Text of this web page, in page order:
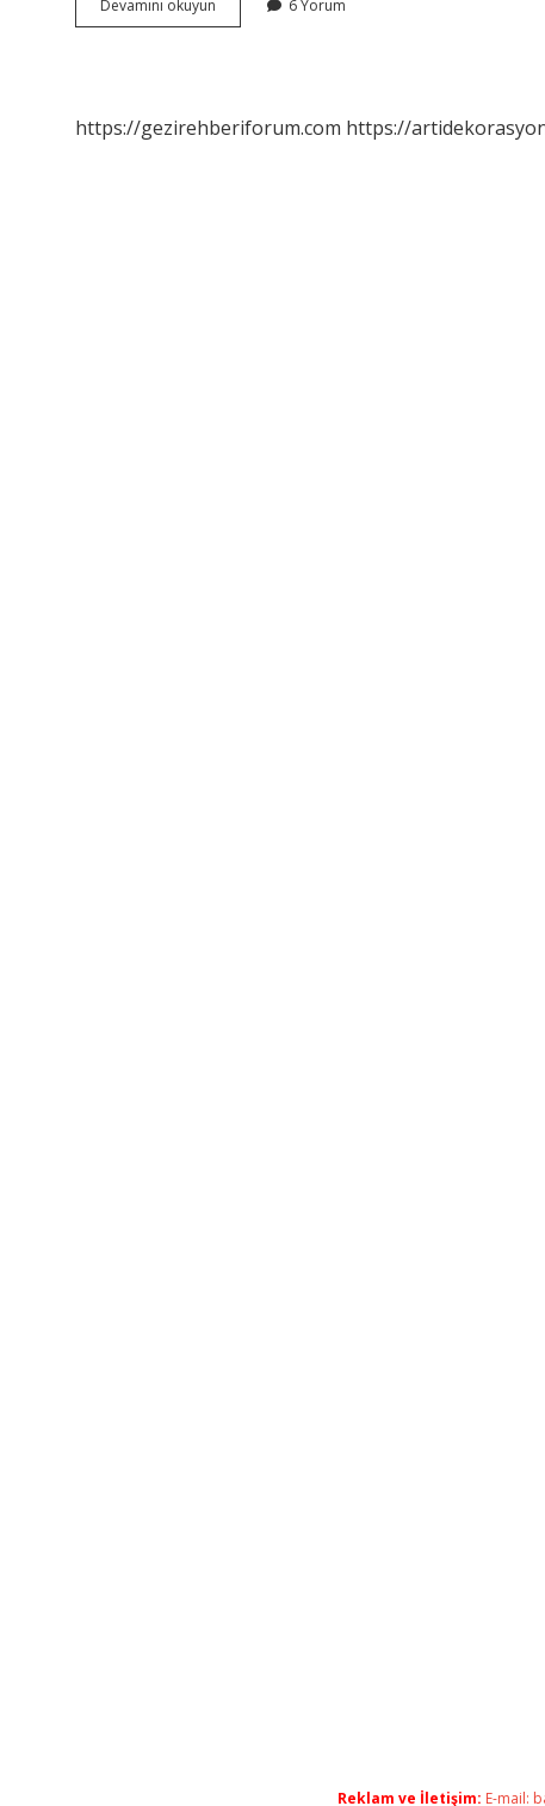
Devamını okuyun Çağrışım
Ilkeleri
6 Yorum
https://gezirehberiforum.com https://
Reklam ve İletişim: E-mail: